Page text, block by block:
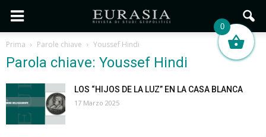
Prima Parole chiave Youssef Hindi
Parola chiave: Youssef Hindi
LOS “HIJOS DE LA LUZ” EN LA CASA BLANCA
17 Marzo 2025
0